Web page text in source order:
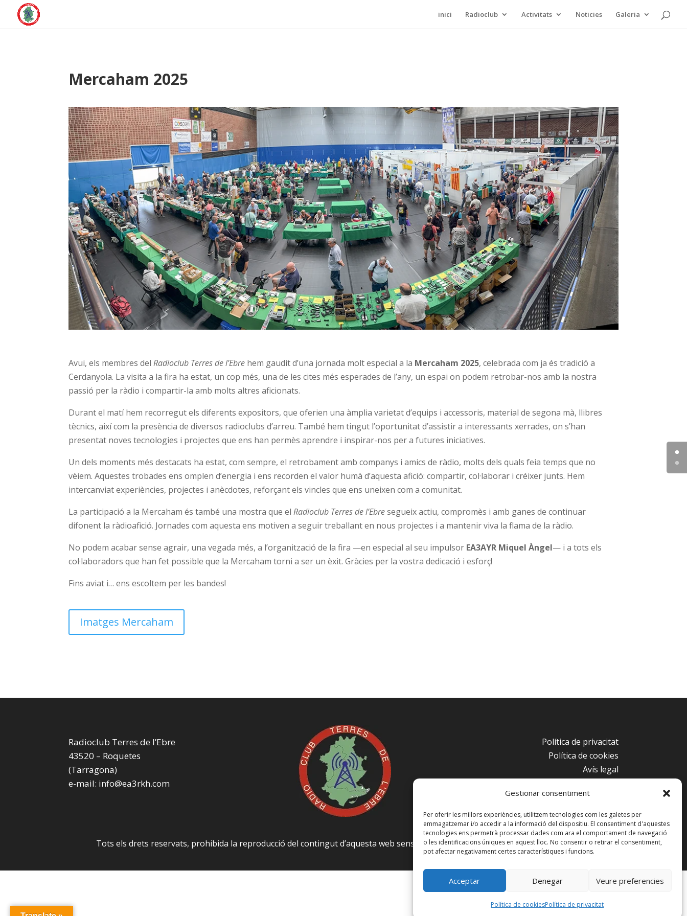
Gestionar consentiment
Per oferir les millors experiències, utilitzem tecnologies com les galetes per
emmagatzemar i/o accedir a la informació del dispositiu. El consentiment d'aquestes
tecnologies ens permetrà processar dades com ara el comportament de navegació
o les identificacions úniques en aquest lloc. No consentir o retirar el consentiment,
pot afectar negativament certes característiques i funcions.
Acceptar Denegar Veure preferencies
Política de cookiesPolítica de privacitat
inici Radioclub Activitats Noticies Galeria
Mercaham 2025
Avui, els membres delRadioclub Terres de l’Ebre hem gaudit d’una jornada molt especial a la Mercaham 2025, celebrada com ja és tradició a
Cerdanyola. La visita a la fira ha estat, un cop més, una de les cites més esperades de l’any, un espai on podem retrobar-nos amb la nostra
passió per la ràdio i compartir-la amb molts altres aficionats.
Durant el matí hem recorregut els diferents expositors, que oferien una àmplia varietat d’equips i accessoris, material de segona mà, llibres
tècnics, així com la presència de diversos radioclubs d’arreu. També hem tingut l’oportunitat d’assistir a interessants xerrades, on s’han
presentat noves tecnologies i projectes que ens han permès aprendre i inspirar-nos per a futures iniciatives.
Un dels moments més destacats ha estat, com sempre, el retrobament amb companys i amics de ràdio, molts dels quals feia temps que no
vèiem. Aquestes trobades ens omplen d’energia i ens recorden el valor humà d’aquesta afició: compartir, col·laborar i créixer junts. Hem
intercanviat experiències, projectes i anècdotes, reforçant els vincles que ens uneixen com a comunitat.
La participació a la Mercaham és també una mostra que elRadioclub Terres de l’Ebresegueix actiu, compromès i amb ganes de continuar
difonent la ràdioafició. Jornades com aquesta ens motiven a seguir treballant en nous projectes i a mantenir viva la flama de la ràdio.
No podem acabar sense agrair, una vegada més, a l’organització de la fira —en especial al seu impulsor EA3AYR Miquel Àngel— i a tots els
col·laboradors que han fet possible que la Mercaham torni a ser un èxit. Gràcies per la vostra dedicació i esforç!
Fins aviat i… ens escoltem per les bandes!
Imatges Mercaham
Radioclub Terres de l’Ebre
43520 – Roquetes
(Tarragona)
e-mail: info@ea3rkh.com
Política de privacitat
Política de cookies
Avís legal
Tots els drets reservats, prohibida la reproducció del contingut d’aquesta web sense autorització del Radioclub. Copyright 2024 ©